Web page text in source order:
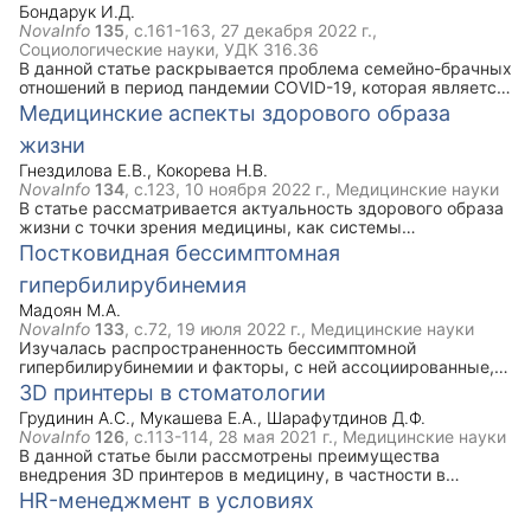
Бондарук И.Д.
NovaInfo 135, с.161-163, 27 декабря 2022 г.,
Социологические науки, УДК 316.36
В данной статье раскрывается проблема семейно-брачных
отношений в период пандемии COVID-19, которая является
одной из наиболее актуальных и востребованных на
сегодняшний день. Ее важность обусловлена тем, что
пандемия внесла существенные изменения в уклад всего
общества и негативно отразилась на взаимоотношениях
близких людей. На основании анализа автор приходит к
выводу, что ситуация вынужденной самоизоляции
заставила по-новому взглянуть на собственную
повседневность и в итоге привела к переоценке многих
ценностей, особенно в рамках современных семейно-
брачных отношений.
Медицинские аспекты здорового образа
жизни
Гнездилова Е.В., Кокорева Н.В.
NovaInfo 134, с.123, 10 ноября 2022 г., Медицинские науки
В статье рассматривается актуальность здорового образа
жизни с точки зрения медицины, как системы
применяемой в целях профилактики и реабилитации
различных заболеваний и поддержания здоровья людей и
пациентов. Автором проанализирована роль здорового
образа жизни в повседневной жизни людей, сделан акцент
на актуальности профилактики распространённых
заболеваний с помощью здорового образа жизни.
Постковидная бессимптомная
гипербилирубинемия
Мадоян М.А.
NovaInfo 133, с.72, 19 июля 2022 г., Медицинские науки
Изучалась распространенность бессимптомной
гипербилирубинемии и факторы, с ней ассоциированные,
при профилактическом медицинском осмотре 105
человек, перенесших COVID-19 в легкой форме. Выявлено,
что бессимптомная гипербилирубинемия встречается у
каждого десятого и уменьшается в первые полтора года
после COVID-19. Не удалось выявить связи бессимптомной
гипербилирубинемии с другими факторами и
показателями.
3D принтеры в стоматологии
Грудинин А.С., Мукашева Е.А., Шарафутдинов Д.Ф.
NovaInfo 126, с.113-114, 28 мая 2021 г., Медицинские науки
В данной статье были рассмотрены преимущества
внедрения 3D принтеров в медицину, в частности в
стоматологию.
HR-менеджмент в условиях